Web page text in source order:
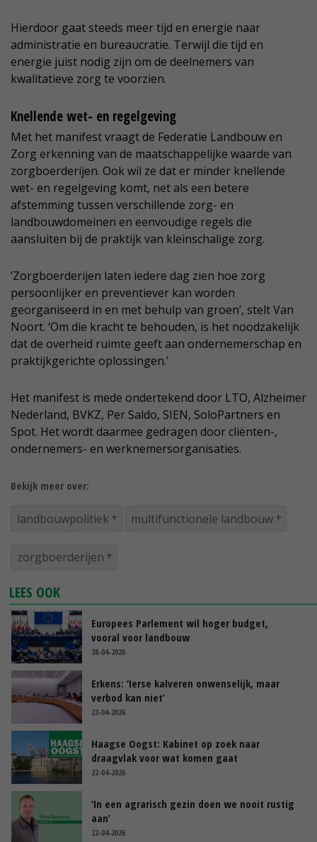
Hierdoor gaat steeds meer tijd en energie naar
administratie en bureaucratie. Terwijl die tijd en
energie juist nodig zijn om de deelnemers van
kwalitatieve zorg te voorzien.
Knellende wet- en regelgeving
Met het manifest vraagt de Federatie Landbouw en
Zorg erkenning van de maatschappelijke waarde van
zorgboerderijen. Ook wil ze dat er minder knellende
wet- en regelgeving komt, net als een betere
afstemming tussen verschillende zorg- en
landbouwdomeinen en eenvoudige regels die
aansluiten bij de praktijk van kleinschalige zorg.
‘Zorgboerderijen laten iedere dag zien hoe zorg
persoonlijker en preventiever kan worden
georganiseerd in en met behulp van groen’, stelt Van
Noort. ‘Om die kracht te behouden, is het noodzakelijk
dat de overheid ruimte geeft aan ondernemerschap en
praktijkgerichte oplossingen.’
Het manifest is mede ondertekend door LTO, Alzheimer
Nederland, BVKZ, Per Saldo, SIEN, SoloPartners en
Spot. Het wordt daarmee gedragen door cliënten-,
ondernemers- en werknemersorganisaties.
Bekijk meer over:
landbouwpolitiek multifunctionele landbouw
zorgboerderijen
LEES OOK
Europees Parlement wil hoger budget,
vooral voor landbouw
28-04-2026
Erkens: ‘Ierse kalveren onwenselijk, maar
verbod kan niet’
23-04-2026
Haagse Oogst: Kabinet op zoek naar
draagvlak voor wat komen gaat
22-04-2026
‘In een agrarisch gezin doen we nooit rustig
aan’
22-04-2026